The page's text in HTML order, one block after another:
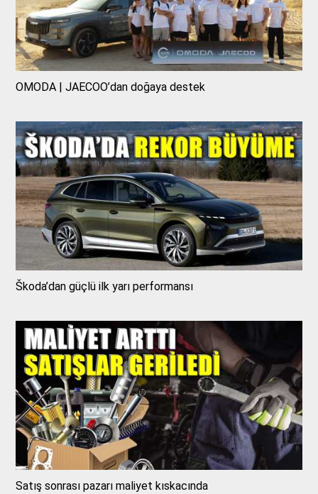
OMODA | JAECOO’dan doğaya destek
Škoda’dan güçlü ilk yarı performansı
Satış sonrası pazarı maliyet kıskacında